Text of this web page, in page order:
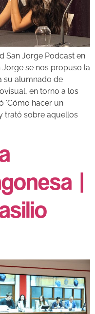
San Jorge Podcast en
Jorge se nos propuso la
su alumnado de
en torno a los
‘Cómo hacer un
trató sobre aquellos
|